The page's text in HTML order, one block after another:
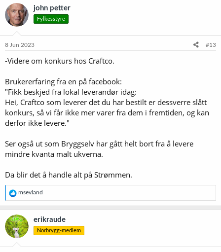
k
s
j
o
e
:
john petter
Fylkesstyre
8 Jun 2023 #13
-Videre om konkurs hos Craftco.
Brukererfaring fra en på facebook:
"Fikk beskjed fra lokal leverandør idag:
Hei, Craftco som leverer det du har bestilt er dessverre slått
konkurs, så vi får ikke mer varer fra dem i fremtiden, og kan
derfor ikke levere."
Ser også ut som Bryggselv har gått helt bort fra å levere
mindre kvanta malt ukverna.
Da blir det å handle alt på Strømmen.
R
e
a
k
s
j
o
msevland
erikraude
Norbrygg-medlem